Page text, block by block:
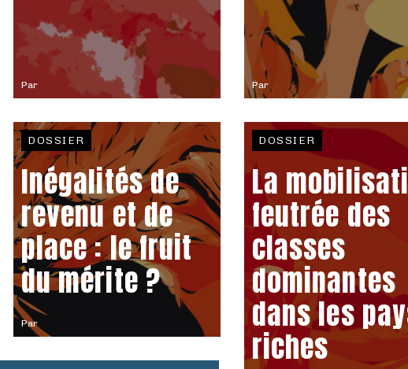
Par Par
Par
DOSSIER
Inégalités de
revenu et de
place : le fruit
du mérite ?
DOSSIER
La
feutrée des
classes
dominantes
dans les
riches